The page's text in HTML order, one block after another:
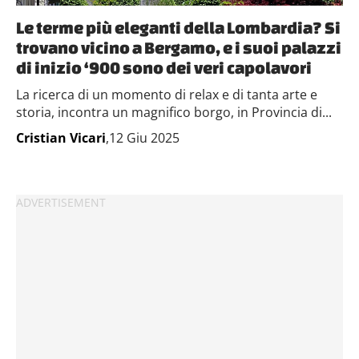
Le terme più eleganti della Lombardia? Si
trovano vicino a Bergamo, e i suoi palazzi
di inizio ‘900 sono dei veri capolavori
La ricerca di un momento di relax e di tanta arte e
storia, incontra un magnifico borgo, in Provincia di...
Cristian Vicari,12 Giu 2025